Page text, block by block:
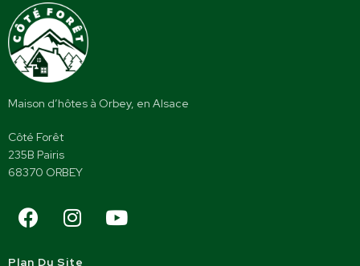
Maison d’hôtes à Orbey, en Alsace
Côté Forêt
235B Pairis
68370 ORBEY
Plan Du Site